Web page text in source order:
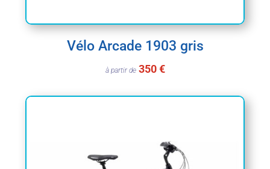
Vélo Arcade 1903 gris
à partir de 350 €